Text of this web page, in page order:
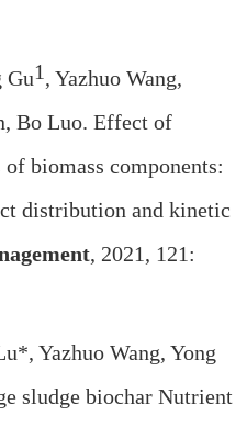
Gu1, Yazhuo Wang,
Bo Luo. Effect of
biomass components:
distribution and kinetic
, 2021, 121:
Yazhuo Wang, Yong
sludge biochar Nutrient